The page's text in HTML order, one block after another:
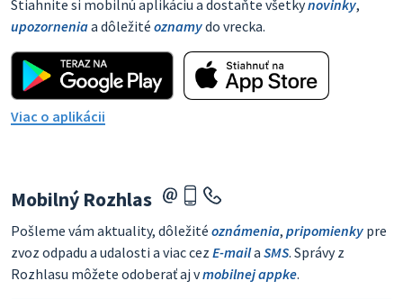
Stiahnite si mobilnú aplikáciu a dostaňte všetkynovinky,
upozorneniaa dôležité oznamydo vrecka.
Viac o aplikácii
Mobilný Rozhlas
Pošleme vám aktuality, dôležité oznámenia, pripomienky pre
zvoz odpadu a udalosti a viac cez E-maila SMS. Správy z
Rozhlasu môžete odoberať aj vmobilnej appke.